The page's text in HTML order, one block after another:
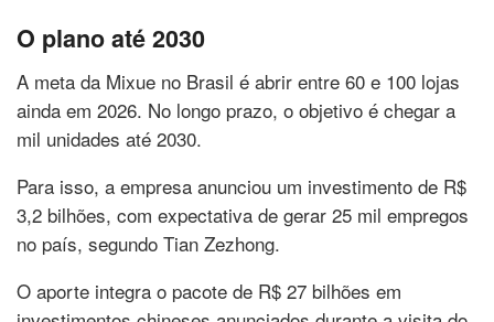
O plano até 2030
A meta da Mixue no Brasil é abrir entre 60 e 100 lojas
ainda em 2026. No longo prazo, o objetivo é chegar a
mil unidades até 2030.
Para isso, a empresa anunciou um investimento de R$
3,2 bilhões, com expectativa de gerar 25 mil empregos
no país, segundo Tian Zezhong.
O aporte integra o pacote de R$ 27 bilhões em